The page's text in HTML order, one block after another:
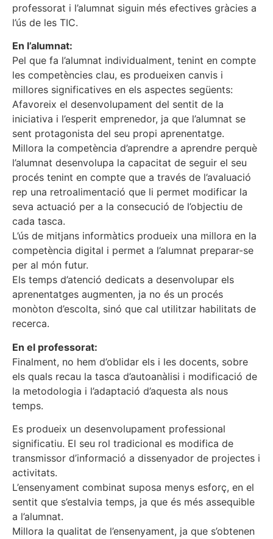
professorat i l’alumnat siguin més efectives gràcies a
l’ús de les TIC.
En l’alumnat:
Pel que fa l’alumnat individualment, tenint en compte
les competències clau, es produeixen canvis i
millores significatives en els aspectes següents:
Afavoreix el desenvolupament del sentit de la
iniciativa i l’esperit emprenedor, ja que l’alumnat se
sent protagonista del seu propi aprenentatge.
Millora la competència d’aprendre a aprendre perquè
l’alumnat desenvolupa la capacitat de seguir el seu
procés tenint en compte que a través de l’avaluació
rep una retroalimentació que li permet modificar la
seva actuació per a la consecució de l’objectiu de
cada tasca.
L’ús de mitjans informàtics produeix una millora en la
competència digital i permet a l’alumnat preparar-se
per al món futur.
Els temps d’atenció dedicats a desenvolupar els
aprenentatges augmenten, ja no és un procés
monòton d’escolta, sinó que cal utilitzar habilitats de
recerca.
En el professorat:
Finalment, no hem d’oblidar els i les docents, sobre
els quals recau la tasca d’autoanàlisi i modificació de
la metodologia i l’adaptació d’aquesta als nous
temps.
Es produeix un desenvolupament professional
significatiu. El seu rol tradicional es modifica de
transmissor d’informació a dissenyador de projectes i
activitats.
L’ensenyament combinat suposa menys esforç, en el
sentit que s’estalvia temps, ja que és més assequible
a l’alumnat.
Millora la qualitat de l’ensenyament, ja que s’obtenen